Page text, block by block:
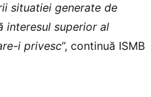
situatiei generate de
interesul superior al
i privesc”, continuă ISMB